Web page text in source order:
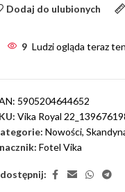
Dodaj do ulubionych
9 Ludzi ogląda teraz
5905204644652
Vika Royal
Nowości,
Fotel Vika